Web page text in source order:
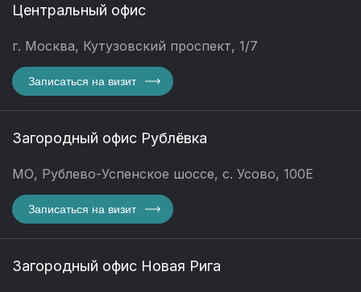
Центральный офис
г. Москва, Кутузовский проспект, 1/7
Записаться на визит
Загородный офис Рублёвка
МО, Рублево-Успенское шоссе, с. Усово, 100Е
Записаться на визит
Загородный офис Новая Рига